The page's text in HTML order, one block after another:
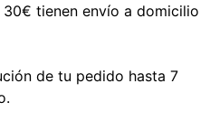
tienen envío a domicilio
de tu pedido hasta 7